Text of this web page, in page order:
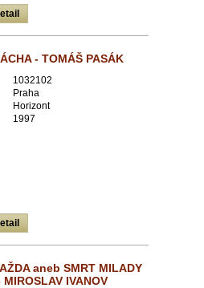
- TOMÁŠ PASÁK
1032102
Praha
Horizont
1997
aneb SMRT MILADY
MIROSLAV IVANOV